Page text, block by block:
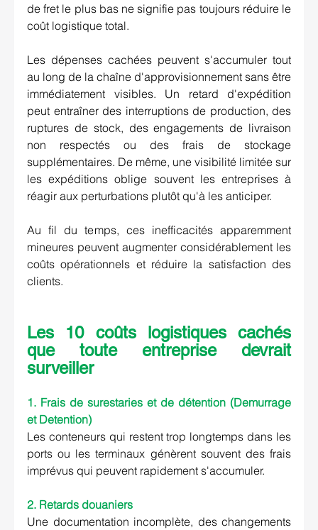
de fret le plus bas ne signifie pas toujours réduire le
coût logistique total.
Les dépenses cachées peuvent s'accumuler tout
au long de la chaîne d'approvisionnement sans être
immédiatement visibles. Un retard d'expédition
peut entraîner des interruptions de production, des
ruptures de stock, des engagements de livraison
non respectés ou des frais de stockage
supplémentaires. De même, une visibilité limitée sur
les expéditions oblige souvent les entreprises à
réagir aux perturbations plutôt qu'à les anticiper.
Au fil du temps, ces inefficacités apparemment
mineures peuvent augmenter considérablement les
coûts opérationnels et réduire la satisfaction des
clients.
Les 10 coûts logistiques cachés
que toute entreprise devrait
surveiller
1. Frais de surestaries et de détention (Demurrage
et Detention)
Les conteneurs qui restent trop longtemps dans les
ports ou les terminaux génèrent souvent des frais
imprévus qui peuvent rapidement s'accumuler.
2. Retards douaniers
Une documentation incomplète, des changements